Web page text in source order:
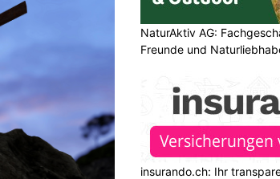
NaturAktiv AG:
Freunde und
insurando.ch: Ihr